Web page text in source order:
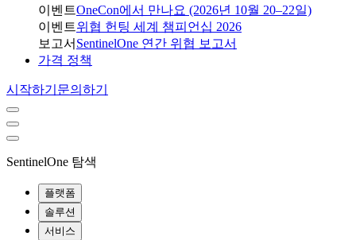
이벤트OneCon에서 만나요 (2026년 10월 20–22일)
이벤트위협 헌팅 세계 챔피언십 2026
보고서 SentinelOne 연간 위협 보고서
가격 정책
시작하기 문의하기
SentinelOne 탐색
플랫폼
솔루션
서비스